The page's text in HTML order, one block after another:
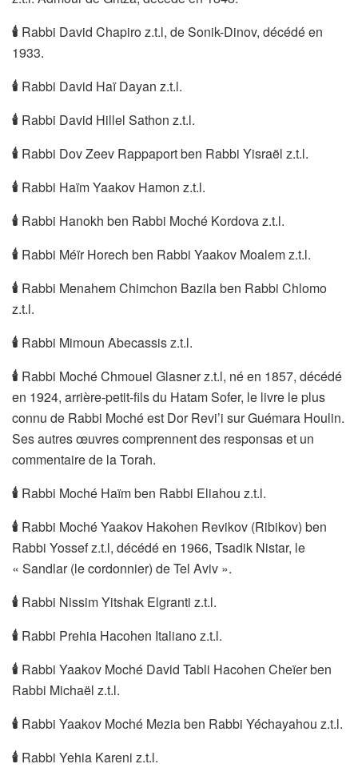
🕯 Rabbi David Chapiro z.t.l, de Sonik-Dinov, décédé en
1933.
🕯 Rabbi David Haï Dayan z.t.l.
🕯 Rabbi David Hillel Sathon z.t.l.
🕯 Rabbi Dov Zeev Rappaport ben Rabbi Yisraël z.t.l.
🕯 Rabbi Haïm Yaakov Hamon z.t.l.
🕯 Rabbi Hanokh ben Rabbi Moché Kordova z.t.l.
🕯 Rabbi Méïr Horech ben Rabbi Yaakov Moalem z.t.l.
🕯 Rabbi Menahem Chimchon Bazila ben Rabbi Chlomo
z.t.l.
🕯 Rabbi Mimoun Abecassis z.t.l.
🕯 Rabbi Moché Chmouel Glasner z.t.l, né en 1857, décédé
en 1924, arrière-petit-fils du Hatam Sofer, le livre le plus
connu de Rabbi Moché est Dor Revi’i sur Guémara Houlin.
Ses autres œuvres comprennent des responsas et un
commentaire de la Torah.
🕯 Rabbi Moché Haïm ben Rabbi Eliahou z.t.l.
🕯 Rabbi Moché Yaakov Hakohen Revikov (Ribikov) ben
Rabbi Yossef z.t.l, décédé en 1966, Tsadik Nistar, le
« Sandlar (le cordonnier) de Tel Aviv ».
🕯 Rabbi Nissim Yitshak Elgranti z.t.l.
🕯 Rabbi Prehia Hacohen Italiano z.t.l.
🕯 Rabbi Yaakov Moché David Tabli Hacohen Cheïer ben
Rabbi Michaël z.t.l.
🕯 Rabbi Yaakov Moché Mezia ben Rabbi Yéchayahou z.t.l.
🕯 Rabbi Yehia Kareni z.t.l.